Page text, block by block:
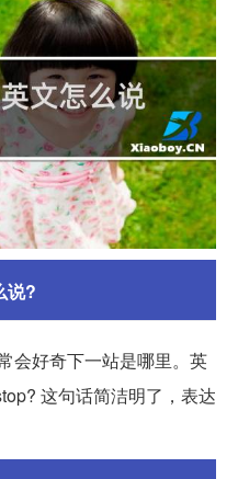
说?
会好奇下一站是哪里。英
这句话简洁明了，表达